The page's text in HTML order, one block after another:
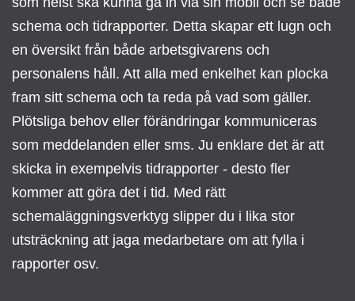
schema och tidrapporter. Detta skapar ett lugn och
en översikt från både arbetsgivarens och
personalens håll. Att alla med enkelhet kan plocka
fram sitt schema och ta reda på vad som gäller.
Plötsliga behov eller förändringar kommuniceras
som meddelanden eller sms. Ju enklare det är att
skicka in exempelvis tidrapporter - desto fler
kommer att göra det i tid. Med rätt
schemaläggningsverktyg slipper du i lika stor
utsträckning att jaga medarbetare om att fylla i
rapporter osv.